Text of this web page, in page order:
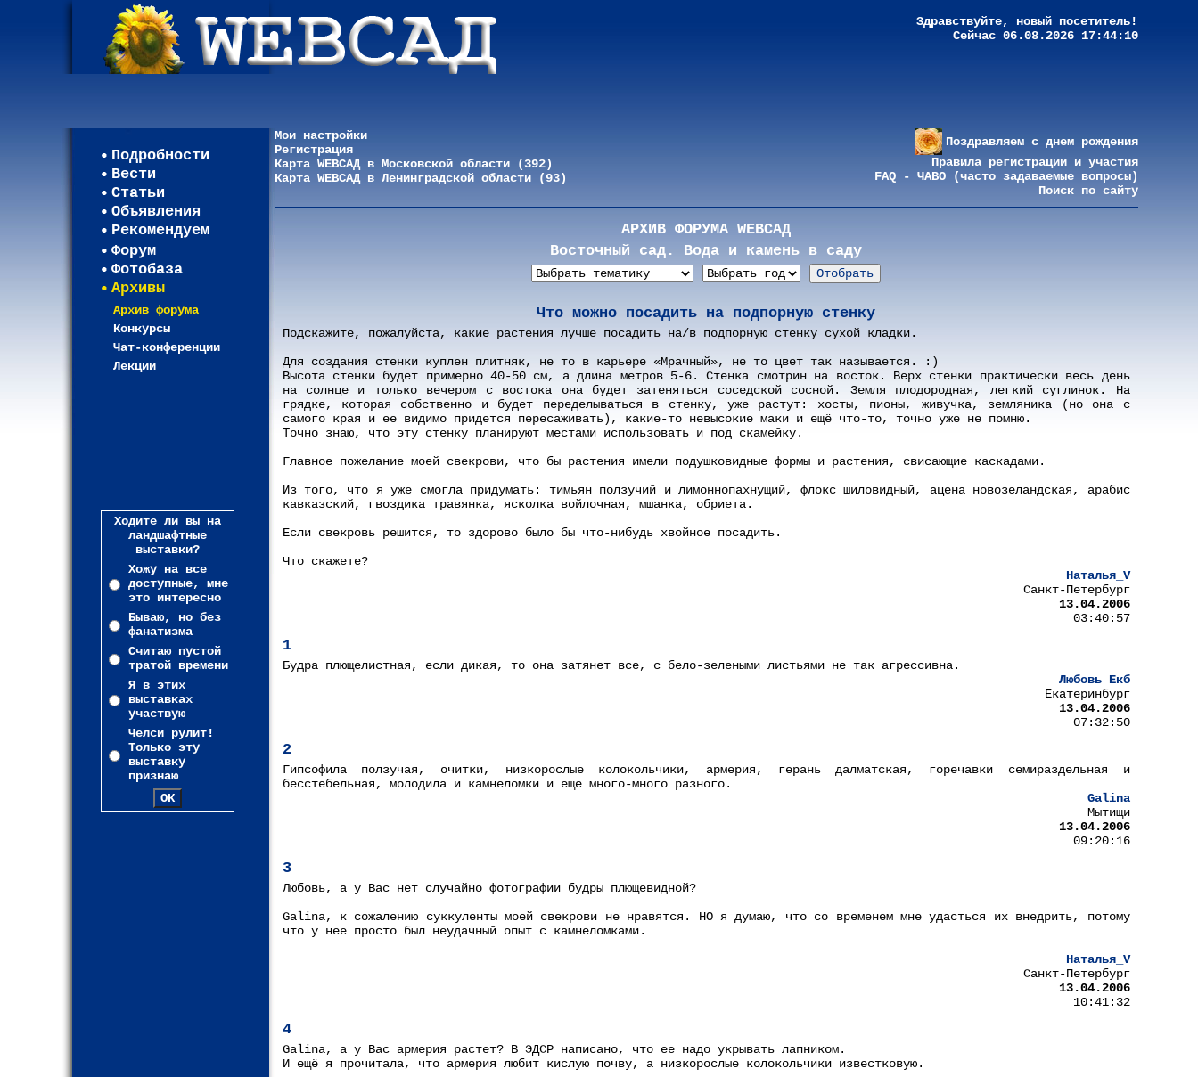
Здравствуйте, новый посетитель!
Сейчас 06.08.2026 17:44:10
Подробности
Вести
Статьи
Объявления
Рекомендуем
Форум
Фотобаза
Архивы
Архив форума
Конкурсы
Чат-конференции
Лекции
Ходите ли вы на
ландшафтные
выставки?
Хожу на все
доступные, мне
это интересно
Бываю, но без
фанатизма
Считаю пустой
тратой времени
Я в этих
выставках
участвую
Челси рулит!
Только эту
выставку
признаю
Мои настройки
Регистрация
Карта WEBСАД в Московской области (392)
Карта WEBСАД в Ленинградской области (93)
Поздравляем с днем рождения
Правила регистрации и участия
FAQ - ЧАВО (часто задаваемые вопросы)
Поиск по сайту
АРХИВ ФОРУМА WEBСАД
Восточный сад. Вода и камень в саду
Что можно посадить на подпорную стенку
Подскажите, пожалуйста, какие растения лучше посадить на/в подпорную стенку сухой кладки.
Для создания стенки куплен плитняк, не то в карьере «Мрачный», не то цвет так называется. :)
Высота стенки будет примерно 40-50 см, а длина метров 5-6. Стенка смотрин на восток. Верх стенки практически весь день
на солнце и только вечером с востока она будет затеняться соседской сосной. Земля плодородная, легкий суглинок. На
грядке, которая собственно и будет переделываться в стенку, уже растут: хосты, пионы, живучка, земляника (но она с
самого края и ее видимо придется пересаживать), какие-то невысокие маки и ещё что-то, точно уже не помню.
Точно знаю, что эту стенку планируют местами использовать и под скамейку.
Главное пожелание моей свекрови, что бы растения имели подушковидные формы и растения, свисающие каскадами.
Из того, что я уже смогла придумать: тимьян ползучий и лимоннопахнущий, флокс шиловидный, ацена новозеландская, арабис
кавказский, гвоздика травянка, ясколка войлочная, мшанка, обриета.
Если свекровь решится, то здорово было бы что-нибудь хвойное посадить.
Что скажете?
Наталья_V
Санкт-Петербург
13.04.2006
03:40:57
1
Будра плющелистная, если дикая, то она затянет все, с бело-зелеными листьями не так агрессивна.
Любовь Екб
Екатеринбург
13.04.2006
07:32:50
2
Гипсофила ползучая, очитки, низкорослые колокольчики, армерия, герань далматская, горечавки семираздельная и
бесстебельная, молодила и камнеломки и еще много-много разного.
Galina
Мытищи
13.04.2006
09:20:16
3
Любовь, а у Вас нет случайно фотографии будры плющевидной?
Galina, к сожалению суккуленты моей свекрови не нравятся. НО я думаю, что со временем мне удасться их внедрить, потому
что у нее просто был неудачный опыт с камнеломками.
Наталья_V
Санкт-Петербург
13.04.2006
10:41:32
4
Galina, а у Вас армерия растет? В ЭДСР написано, что ее надо укрывать лапником.
И ещё я прочитала, что армерия любит кислую почву, а низкорослые колокольчики известковую.